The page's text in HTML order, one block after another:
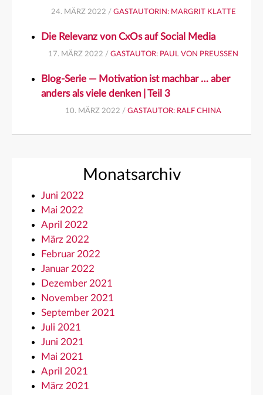
24. MÄRZ 2022 / GASTAUTORIN: MARGRIT KLATTE
Die Relevanz von CxOs auf Social Media
17. MÄRZ 2022 / GASTAUTOR: PAUL VON PREUSSEN
Blog-Serie — Motivation ist machbar … aber
anders als viele denken | Teil 3
10. MÄRZ 2022 / GASTAUTOR: RALF CHINA
Monatsarchiv
Juni 2022
Mai 2022
April 2022
März 2022
Februar 2022
Januar 2022
Dezember 2021
November 2021
September 2021
Juli 2021
Juni 2021
Mai 2021
April 2021
März 2021